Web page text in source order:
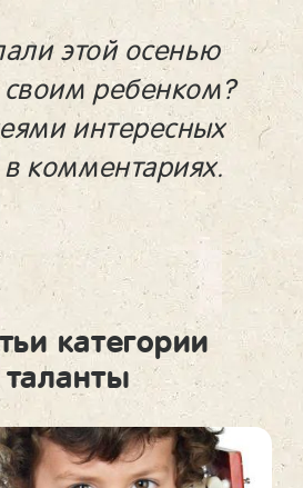
этой осенью
ребенком?
интересных
комментариях.
категории